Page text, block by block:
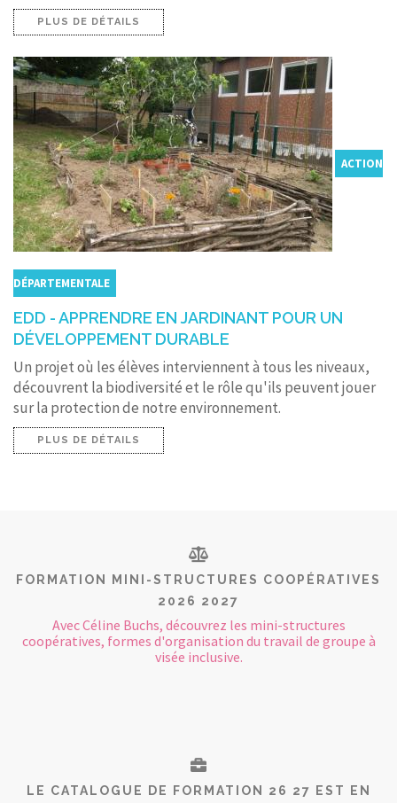
PLUS DE DÉTAILS
ACTION
DÉPARTEMENTALE
EDD - APPRENDRE EN JARDINANT POUR UN
DÉVELOPPEMENT DURABLE
Un projet où les élèves interviennent à tous les niveaux,
découvrent la biodiversité et le rôle qu'ils peuvent jouer
sur la protection de notre environnement.
PLUS DE DÉTAILS
FORMATION MINI-STRUCTURES COOPÉRATIVES
2026 2027
Avec Céline Buchs, découvrez les mini-structures
coopératives, formes d'organisation du travail de groupe à
visée inclusive.
LE CATALOGUE DE FORMATION 26 27 EST EN